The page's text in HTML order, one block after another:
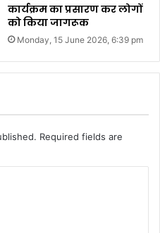
कार्यक्रम का प्रसारण कर लोगों
को किया जागरूक
Monday, 15 June 2026, 6:39 pm
Required fields are